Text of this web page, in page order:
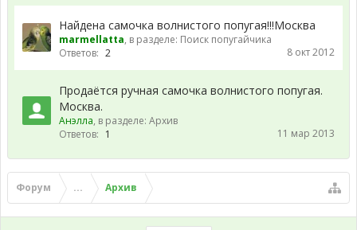
Найдена самочка волнистого попугая!!!Москва
marmellatta, в разделе: Поиск попугайчика
Ответов: 2 8 окт 2012
Продаётся ручная самочка волнистого попугая.
Москва.
Анэлла, в разделе: Архив
Ответов: 1 11 мар 2013
Форум ... Архив